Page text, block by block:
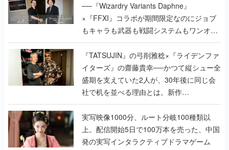
──『Wizardry Variants Daphne』
×『FFXI』コラボが期間限定なのにジョブ
もキャラも武器も戦闘システムもワンオフ
で作り込まれた理由を両ディレクターに聞
く
『TATSUJIN』の弓削雅稔×『ライデンファ
イターズ』の齋藤貴幸──かつて縦シュー全
盛期を支えていた2人が、30年後に同じ会
社で机を並べる理由とは。新作
『TATSUJIN EXTREME』で初タッグを組
んだレジェンド2人に訊く開発秘話
実写映像1000分、ルート分岐100種類以
上。配信開始5日で100万本を売った、中国
発の実写インタラクティブドラマゲーム